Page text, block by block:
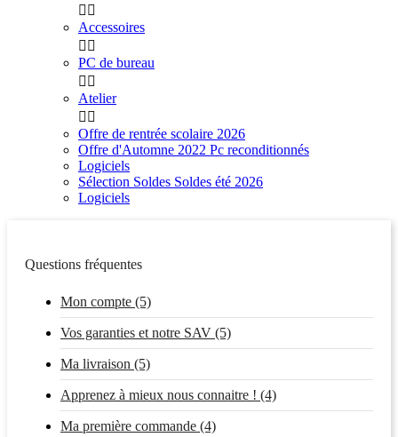
 
Accessoires
 
PC de bureau
 
Atelier
 
Offre de rentrée scolaire 2026
Offre d'Automne 2022 Pc reconditionnés
Logiciels
Sélection Soldes Soldes été 2026
Logiciels
Questions fréquentes
Mon compte (5)
Vos garanties et notre SAV (5)
Ma livraison (5)
Apprenez à mieux nous connaitre ! (4)
Ma première commande (4)